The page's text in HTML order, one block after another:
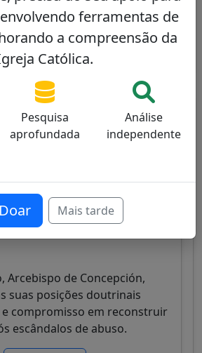
Ver perfil
do mesmo consistório
Arcebispo de Concepción,
suas posições doutrinais
compromisso em reconstruir
escândalos de abuso.
ferramentas de
a compreensão da
Católica.
Pesquisa
aprofundada
Análise
independente
Doar Mais tarde